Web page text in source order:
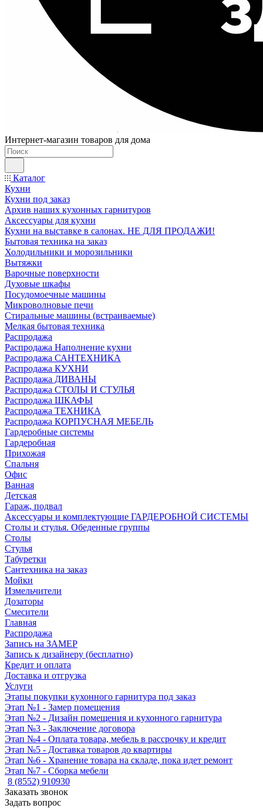
Интернет-магазин товаров для дома
Каталог
Кухни
Кухни под заказ
Архив наших кухонных гарнитуров
Аксессуары для кухни
Кухни на выставке в салонах. НЕ ДЛЯ ПРОДАЖИ!
Бытовая техника на заказ
Холодильники и морозильники
Вытяжки
Варочные поверхности
Духовые шкафы
Посудомоечные машины
Микроволновые печи
Стиральные машины (встраиваемые)
Мелкая бытовая техника
Распродажа
Распродажа Наполнение кухни
Распродажа САНТЕХНИКА
Распродажа КУХНИ
Распродажа ДИВАНЫ
Распродажа СТОЛЫ И СТУЛЬЯ
Распродажа ШКАФЫ
Распродажа ТЕХНИКА
Распродажа КОРПУСНАЯ МЕБЕЛЬ
Гардеробные системы
Гардеробная
Прихожая
Спальня
Офис
Ванная
Детская
Гараж, подвал
Аксессуары и комплектующие ГАРДЕРОБНОЙ СИСТЕМЫ
Столы и стулья. Обеденные группы
Столы
Стулья
Табуретки
Сантехника на заказ
Мойки
Измельчители
Дозаторы
Смесители
Главная
Распродажа
Запись на ЗАМЕР
Запись к дизайнеру (бесплатно)
Кредит и оплата
Доставка и отгрузка
Услуги
Этапы покупки кухонного гарнитура под заказ
Этап №1 - Замер помещения
Этап №2 - Дизайн помещения и кухонного гарнитура
Этап №3 - Заключение договора
Этап №4 - Оплата товара, мебель в рассрочку и кредит
Этап №5 - Доставка товаров до квартиры
Этап №6 - Хранение товара на складе, пока идет ремонт
Этап №7 - Сборка мебели
8 (8552) 910930
Заказать звонок
Задать вопрос